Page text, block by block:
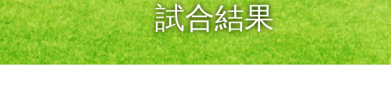
試合結果